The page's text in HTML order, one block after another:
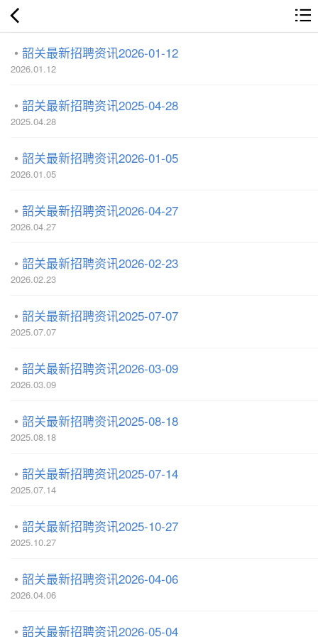
韶关最新招聘资讯2026-01-12
2026.01.12
韶关最新招聘资讯2025-04-28
2025.04.28
韶关最新招聘资讯2026-01-05
2026.01.05
韶关最新招聘资讯2026-04-27
2026.04.27
韶关最新招聘资讯2026-02-23
2026.02.23
韶关最新招聘资讯2025-07-07
2025.07.07
韶关最新招聘资讯2026-03-09
2026.03.09
韶关最新招聘资讯2025-08-18
2025.08.18
韶关最新招聘资讯2025-07-14
2025.07.14
韶关最新招聘资讯2025-10-27
2025.10.27
韶关最新招聘资讯2026-04-06
2026.04.06
韶关最新招聘资讯2026-05-04